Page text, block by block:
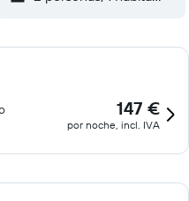
147 €
por noche, incl. IVA